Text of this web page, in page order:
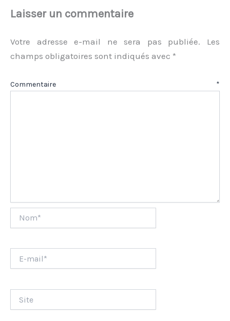
Laisser un commentaire
Votre adresse e-mail ne sera pas publiée.
Les
champs obligatoires sont indiqués avec *
Commentaire *
mail*